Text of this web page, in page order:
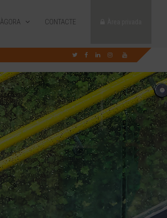
ÀGORA CONTACTE